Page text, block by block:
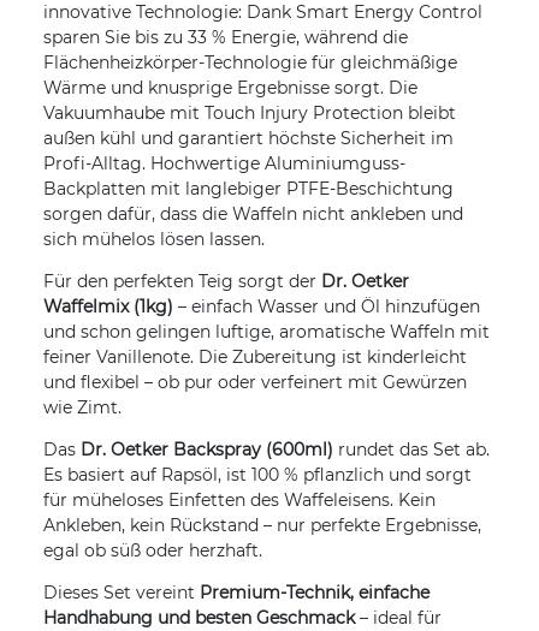
innovative Technologie: Dank Smart Energy Control
sparen Sie bis zu 33 % Energie, während die
Flächenheizkörper-Technologie für gleichmäßige
Wärme und knusprige Ergebnisse sorgt. Die
Vakuumhaube mit Touch Injury Protection bleibt
außen kühl und garantiert höchste Sicherheit im
Profi-Alltag. Hochwertige Aluminiumguss-
Backplatten mit langlebiger PTFE-Beschichtung
sorgen dafür, dass die Waffeln nicht ankleben und
sich mühelos lösen lassen.
Für den perfekten Teig sorgt der Dr. Oetker
Waffelmix (1kg) – einfach Wasser und Öl hinzufügen
und schon gelingen luftige, aromatische Waffeln mit
feiner Vanillenote. Die Zubereitung ist kinderleicht
und flexibel – ob pur oder verfeinert mit Gewürzen
wie Zimt.
Das Dr. Oetker Backspray (600ml) rundet das Set ab.
Es basiert auf Rapsöl, ist 100 % pflanzlich und sorgt
für müheloses Einfetten des Waffeleisens. Kein
Ankleben, kein Rückstand – nur perfekte Ergebnisse,
egal ob süß oder herzhaft.
Dieses Set vereint Premium-Technik, einfache
Handhabung und besten Geschmack– ideal für